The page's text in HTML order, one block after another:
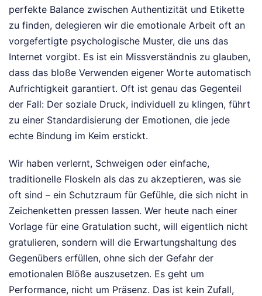
perfekte Balance zwischen Authentizität und Etikette
zu finden, delegieren wir die emotionale Arbeit oft an
vorgefertigte psychologische Muster, die uns das
Internet vorgibt. Es ist ein Missverständnis zu glauben,
dass das bloße Verwenden eigener Worte automatisch
Aufrichtigkeit garantiert. Oft ist genau das Gegenteil
der Fall: Der soziale Druck, individuell zu klingen, führt
zu einer Standardisierung der Emotionen, die jede
echte Bindung im Keim erstickt.
Wir haben verlernt, Schweigen oder einfache,
traditionelle Floskeln als das zu akzeptieren, was sie
oft sind – ein Schutzraum für Gefühle, die sich nicht in
Zeichenketten pressen lassen. Wer heute nach einer
Vorlage für eine Gratulation sucht, will eigentlich nicht
gratulieren, sondern will die Erwartungshaltung des
Gegenübers erfüllen, ohne sich der Gefahr der
emotionalen Blöße auszusetzen. Es geht um
Performance, nicht um Präsenz. Das ist kein Zufall,